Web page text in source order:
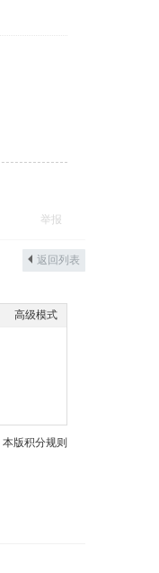
举报
返回列表
高级模式
本版积分规则